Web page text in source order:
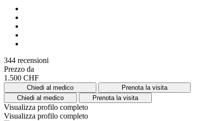
344 recensioni
Prezzo da
1.500 CHF
Chiedi al medico
Prenota la visita
Chiedi al medico
Prenota la visita
Visualizza profilo completo
Visualizza profilo completo